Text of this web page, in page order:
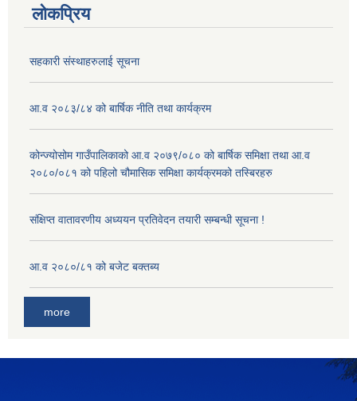
लोकप्रिय
सहकारी संस्थाहरुलाई सूचना
आ.व २०८३/८४ को बार्षिक नीति तथा कार्यक्रम
कोन्ज्योसोम गाउँपालिकाको आ.व २०७९/०८० को बार्षिक समिक्षा तथा आ.व
२०८०/०८१ को पहिलो चौमासिक समिक्षा कार्यक्रमको तस्बिरहरु
संक्षिप्त वातावरणीय अध्ययन प्रतिवेदन तयारी सम्बन्धी सूचना !
आ.व २०८०/८१ को बजेट बक्तब्य
more